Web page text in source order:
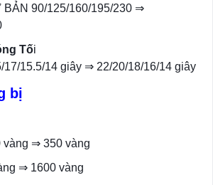
90/125/160/195/230 ⇒
Tối
17/15.5/14 giây ⇒ 22/20/18/16/14 giây
bị
vàng ⇒ 350 vàng
⇒ 1600 vàng